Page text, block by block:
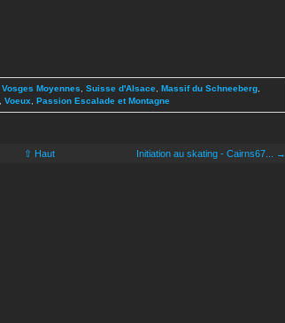
Vosges Moyennes Suisse d'Alsace Massif du Schneeberg
Voeux Passion Escalade et Montagne
⇧ Haut Initiation au skating - Cairns67... →